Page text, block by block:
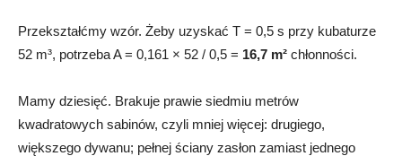
Przekształćmy wzór. Żeby uzyskać T = 0,5 s przy kubaturze
52 m³, potrzeba A = 0,161 × 52 / 0,5 = 16,7 m² chłonności.
Mamy dziesięć. Brakuje prawie siedmiu metrów
kwadratowych sabinów, czyli mniej więcej: drugiego,
większego dywanu; pełnej ściany zasłon zamiast jednego